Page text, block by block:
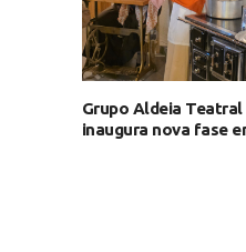
Grupo Aldeia
inaugura nova fase